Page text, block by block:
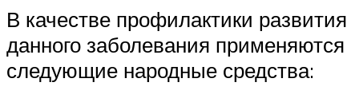
В качестве профилактики развития
данного заболевания применяются
следующие народные средства: